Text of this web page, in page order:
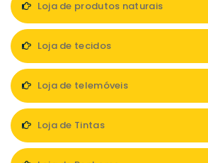
Loja de produtos naturais
Loja de tecidos
Loja de telemóveis
Loja de Tintas